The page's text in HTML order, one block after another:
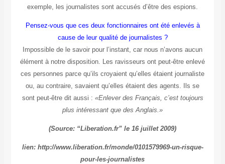
exemple, les journalistes sont accusés d’être des espions.
Pensez-vous que ces deux fonctionnaires ont été enlevés à
cause de leur qualité de journalistes ?
Impossible de le savoir pour l’instant, car nous n’avons aucun
élément à notre disposition. Les ravisseurs ont peut-être enlevé
ces personnes parce qu’ils croyaient qu’elles étaient journaliste
ou, au contraire, savaient qu’elles étaient des agents. Ils se
sont peut-être dit aussi : «Enlever des Français, c’est toujours
plus intéressant que des Anglais.»
(Source: “Liberation.fr” le 16 juillet 2009)
lien: http://www.liberation.fr/monde/0101579969-un-risque-
pour-les-journalistes